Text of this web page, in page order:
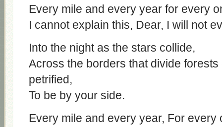
Every mile and every year for every
I cannot explain this, Dear, I will not
Into the night as the stars collide,
Across the borders that divide
petrified,
To be by your side.
Every mile and every year, For every